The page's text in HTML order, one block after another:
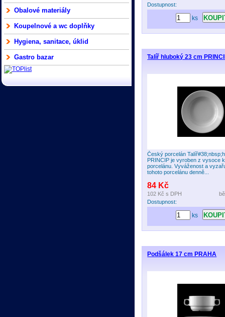
Obalové materiály
Koupelnové a wc doplňky
Hygiena, sanitace, úklid
Gastro bazar
Dostupnost:
ks
Talíř hluboký 23 cm
Český porcelán
PRINCIP je vyroben z vysoce
porcelánu. Vyváženost a
tohoto porcelánu denně...
84 Kč
102 Kč s DPH
Dostupnost:
ks
Podšálek 17 cm PRAHA